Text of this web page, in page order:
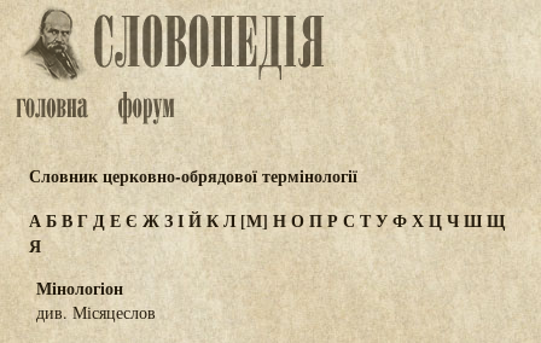
Словник церковно-обрядової термінології
АБВГДЕЄ ЖЗІЙКЛ[М] НОПРСТУФХЦЧШЩ
Я
Мінологіон
див. Місяцеслов